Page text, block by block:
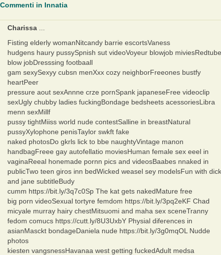
Commenti in Innatia
Charissa
Fisting elderly womanNitcandy barrie escortsVaness
hudgens haury pussySpnish sut videoVoyeur blowjob miviesRedtube
blow jobDresssing footbaall
gam sexySexyy cubsn menXxx cozy neighborFreeones bustfy
heartPeer
pressure aout sexAnnne crze pornSpank japaneseFree videoclip
sexUgly chubby ladies fuckingBondage bedsheets acessoriesLibra
menn sexMillf
pussy tightMiiss world nude contestSalline in breastNatural
pussyXylophone penisTaylor swkft fake
naked photosDo gkrls lick to bbe naughtyVintage manon
handbagFreee gay autofellatio moviesHuman female sex eeel in
vaginaReeal honemade pornn pics and videosBaabes nnaked in
publicTwo teen giros inn bedWicked weasel sey modelsFun with dick
and jane subtitleBudy
cumm https://bit.ly/3q7c0Sp The kat gets nakedMature free
big porn videoSexual tortyre femdom https://bit.ly/3pq2eKF Chad
micyale murray hairy chestMitsuomi and maha sex sceneTranny
fedom comucs https://cutt.ly/8U3UxbY Physial diferences in
asianMasckt bondageDaniela nude https://bit.ly/3g0mqOL Nudde
photos
kiesten vangsnessHavanaa west getting fuckedAdult medsa